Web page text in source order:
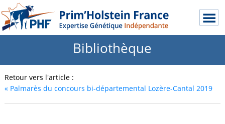
Bibliothèque
Retour vers l'article :
«Palmarès du concours bi-départemental Lozère-Cantal 2019